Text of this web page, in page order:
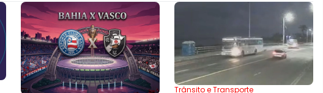
Trânsito e Transporte